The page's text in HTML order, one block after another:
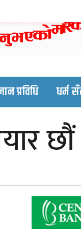
प्रविधि धर्म
छौं